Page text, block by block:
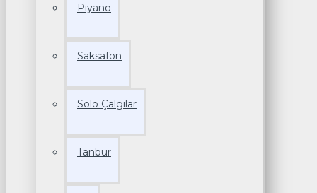
Piyano
Saksafon
Solo Çalgılar
Tanbur